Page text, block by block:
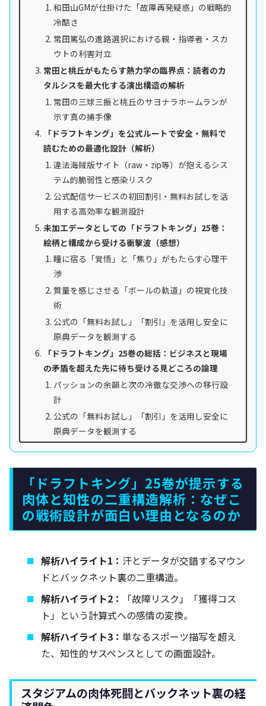
和田山GMが仕掛けた「故障再発疑惑」の戦略的
冷酷さ
常田篤弘の進路選択における親・指導者・スカ
ウトの利害対立
常田と桃丘がもたらす熱力学の臨界点：読者のカ
タルシスを最大化する演出構造の解析
常田の三球三振と桃丘のサヨナラホームランが
示す真の捕手像
「ドラフトキング」を公式ルートで安全・無料で
読むための最適化設計（解析）
違法海賊版サイト（raw・zip等）が抱えるシス
テム的脆弱性と感染リスク
公式配信サービスの初回割引・無料お試しを活
用する高効率な観測設計
未加工データとしての「ドラフトキング」25巻：
絵柄と構成から受ける衝撃波（感想）
瞳に宿る「覚悟」と「焦り」がもたらす心理干
渉
質量を感じさせる「ボールの軌道」の視覚化技
術
公式の「無料お試し」「割引」を活用し安全に
原典データを観測する
「ドラフトキング」25巻の総括：ビジネスと現場
の矛盾を超えた先に待ち受ける見どころの論理
パッションの余韻と次の冷徹な交渉への移行設
計
公式の「無料お試し」「割引」を活用し安全に
原典データを観測する
「ドラフトキング」25巻が提示する
肉体と知性の二重構造解析：なぜこ
の戦術設計が面白い理由となるのか
解析ハイライト1： 汗とデータが交錯するマウン
ドとバックネット裏の二重構造。
解析ハイライト2：
「故障リスク」「獲得コス
ト」という計算式への感情の変換。
解析ハイライト3：単なるスポーツ描写を超え
た、知性的サスペンスとしての画面設計。
スタジアムの肉体死闘とバックネット裏の経